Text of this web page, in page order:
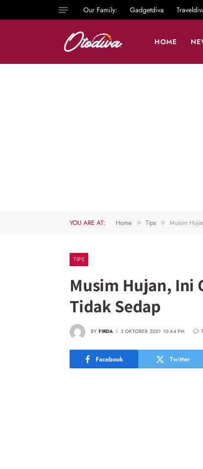
Our Family: Gadgetdiva
HOME
YOU ARE AT: Home » Tips » Musim
TIPS
Musim Hujan, Ini
Tidak Sedap
BY FIRDA 3 OKTOBER 2021 10:44 PM
Facebook Twitter